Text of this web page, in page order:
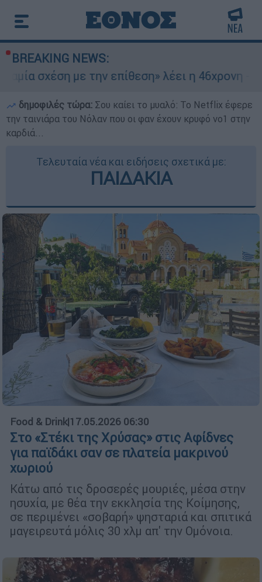
BREAKING NEWS:
την επίθεση» λέει η 46χρονη - Τι αποκάλυψε
δημοφιλές τώρα: Σου καίει το μυαλό: Το Netflix έφερε
την ταινιάρα του Νόλαν που οι φαν έχουν κρυφό νο1 στην
καρδιά...
Τελευταία νέα και ειδήσεις σχετικά με:
ΠΑΙΔΑΚΙΑ
Food & Drink|17.05.2026 06:30
Στο «Στέκι της Χρύσας» στις Αφίδνες
για παϊδάκι σαν σε πλατεία μακρινού
χωριού
Κάτω από τις δροσερές μουριές, μέσα στην
ησυχία, με θέα την εκκλησία της Κοίμησης,
σε περιμένει «σοβαρή» ψησταριά και σπιτικά
μαγειρευτά μόλις 30 χλμ απ' την Ομόνοια.